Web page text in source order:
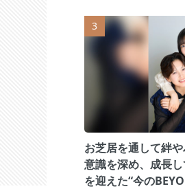
お芝居を通して絆
意識を深め、成長
を迎えた“今の